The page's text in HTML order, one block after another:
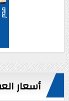
مصر
أسعار